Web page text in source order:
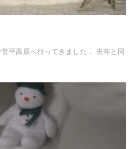
平高原へ行ってきました． 去年と同